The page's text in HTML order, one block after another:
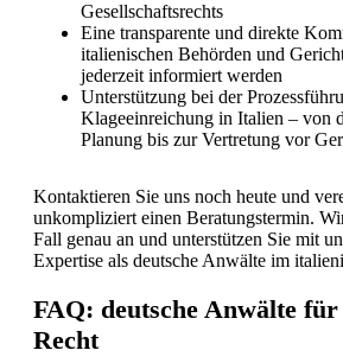
Gesellschaftsrechts
Eine transparente und direkte
italienischen Behörden und
jederzeit informiert werden
Unterstützung bei der
Klageeinreichung in Italien – von
Planung bis zur Vertretung vor
Kontaktieren Sie uns noch heute und
unkompliziert einen Beratungstermin.
Fall genau an und unterstützen Sie mit
Expertise als deutsche Anwälte im
FAQ: deutsche Anwälte
Recht